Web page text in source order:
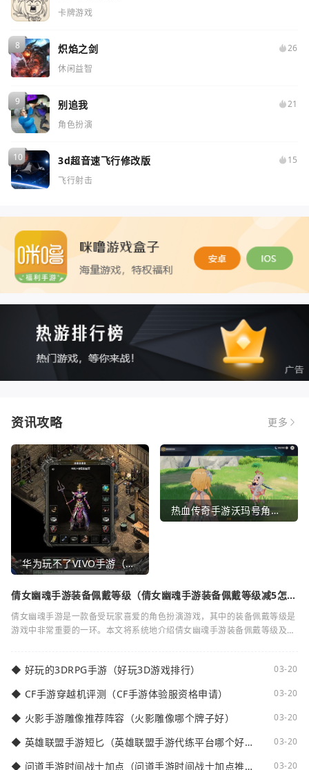
卡牌游戏
炽焰之剑
26
休闲益智
别追我
21
角色扮演
3d超音速飞行修改版
15
飞行射击
资讯攻略 更多
华为玩不了VIVO手游（华为玩不了VIVO手游怎么办）
热血传奇手游沃玛号角（热血传奇沃玛装备隐藏属性）
倩女幽魂手游装备佩戴等级（倩女幽魂手游装备佩戴等级减5怎么
倩女幽魂手游是一款备受玩家喜爱的角色扮演游戏，其中的装备佩戴等级是
游戏中非常重要的一环。本文将系统地介绍倩女幽魂手游装备佩戴等级及其
◆ 好玩的3DRPG手游（好玩3D游戏排行） 03-20
◆ CF手游穿越机评测（CF手游体验服资格申请） 03-20
◆ 火影手游雕像推荐阵容（火影雕像哪个牌子好） 03-20
◆ 英雄联盟手游短匕（英雄联盟手游代练平台哪个好
03-20
◆ 问道手游时间战士加点（问道手游时间战士加点推 03-20